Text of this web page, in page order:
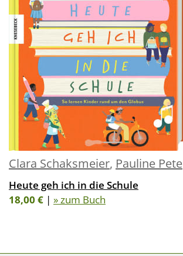
Clara Schaksmeier, Pauline Pete
Heute geh ich in die Schule
18,00 € | » zum Buch